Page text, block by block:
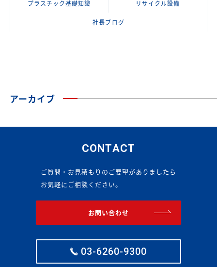
プラスチック基礎知識 リサイクル設備
社長ブログ
アーカイブ
CONTACT
ご質問・お見積もりのご要望がありましたら
お気軽にご相談ください。
お問い合わせ
03-6260-9300